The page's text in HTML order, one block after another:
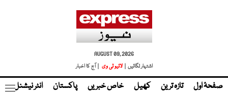
AUGUST 09, 2026
اشتہار لگائیں |
لائیو ٹی وی | آج کا اخبار
صفحۂ اول تازہ ترین کھیل خاص خبریں پاکستان انٹر نیشنل